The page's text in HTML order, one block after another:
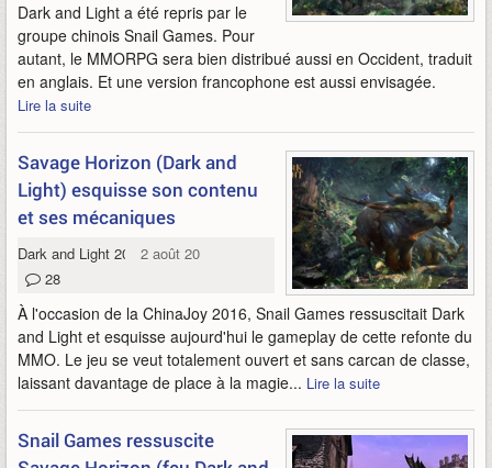
Dark and Light a été repris par le
groupe chinois Snail Games. Pour
autant, le MMORPG sera bien distribué aussi en Occident, traduit
en anglais. Et une version francophone est aussi envisagée.
Lire la suite
Savage Horizon (Dark and
Light) esquisse son contenu
et ses mécaniques
Dark and Light 20162 août 2016
28
À l'occasion de la ChinaJoy 2016, Snail Games ressuscitait Dark
and Light et esquisse aujourd'hui le gameplay de cette refonte du
MMO. Le jeu se veut totalement ouvert et sans carcan de classe,
laissant davantage de place à la magie... Lire la suite
Snail Games ressuscite